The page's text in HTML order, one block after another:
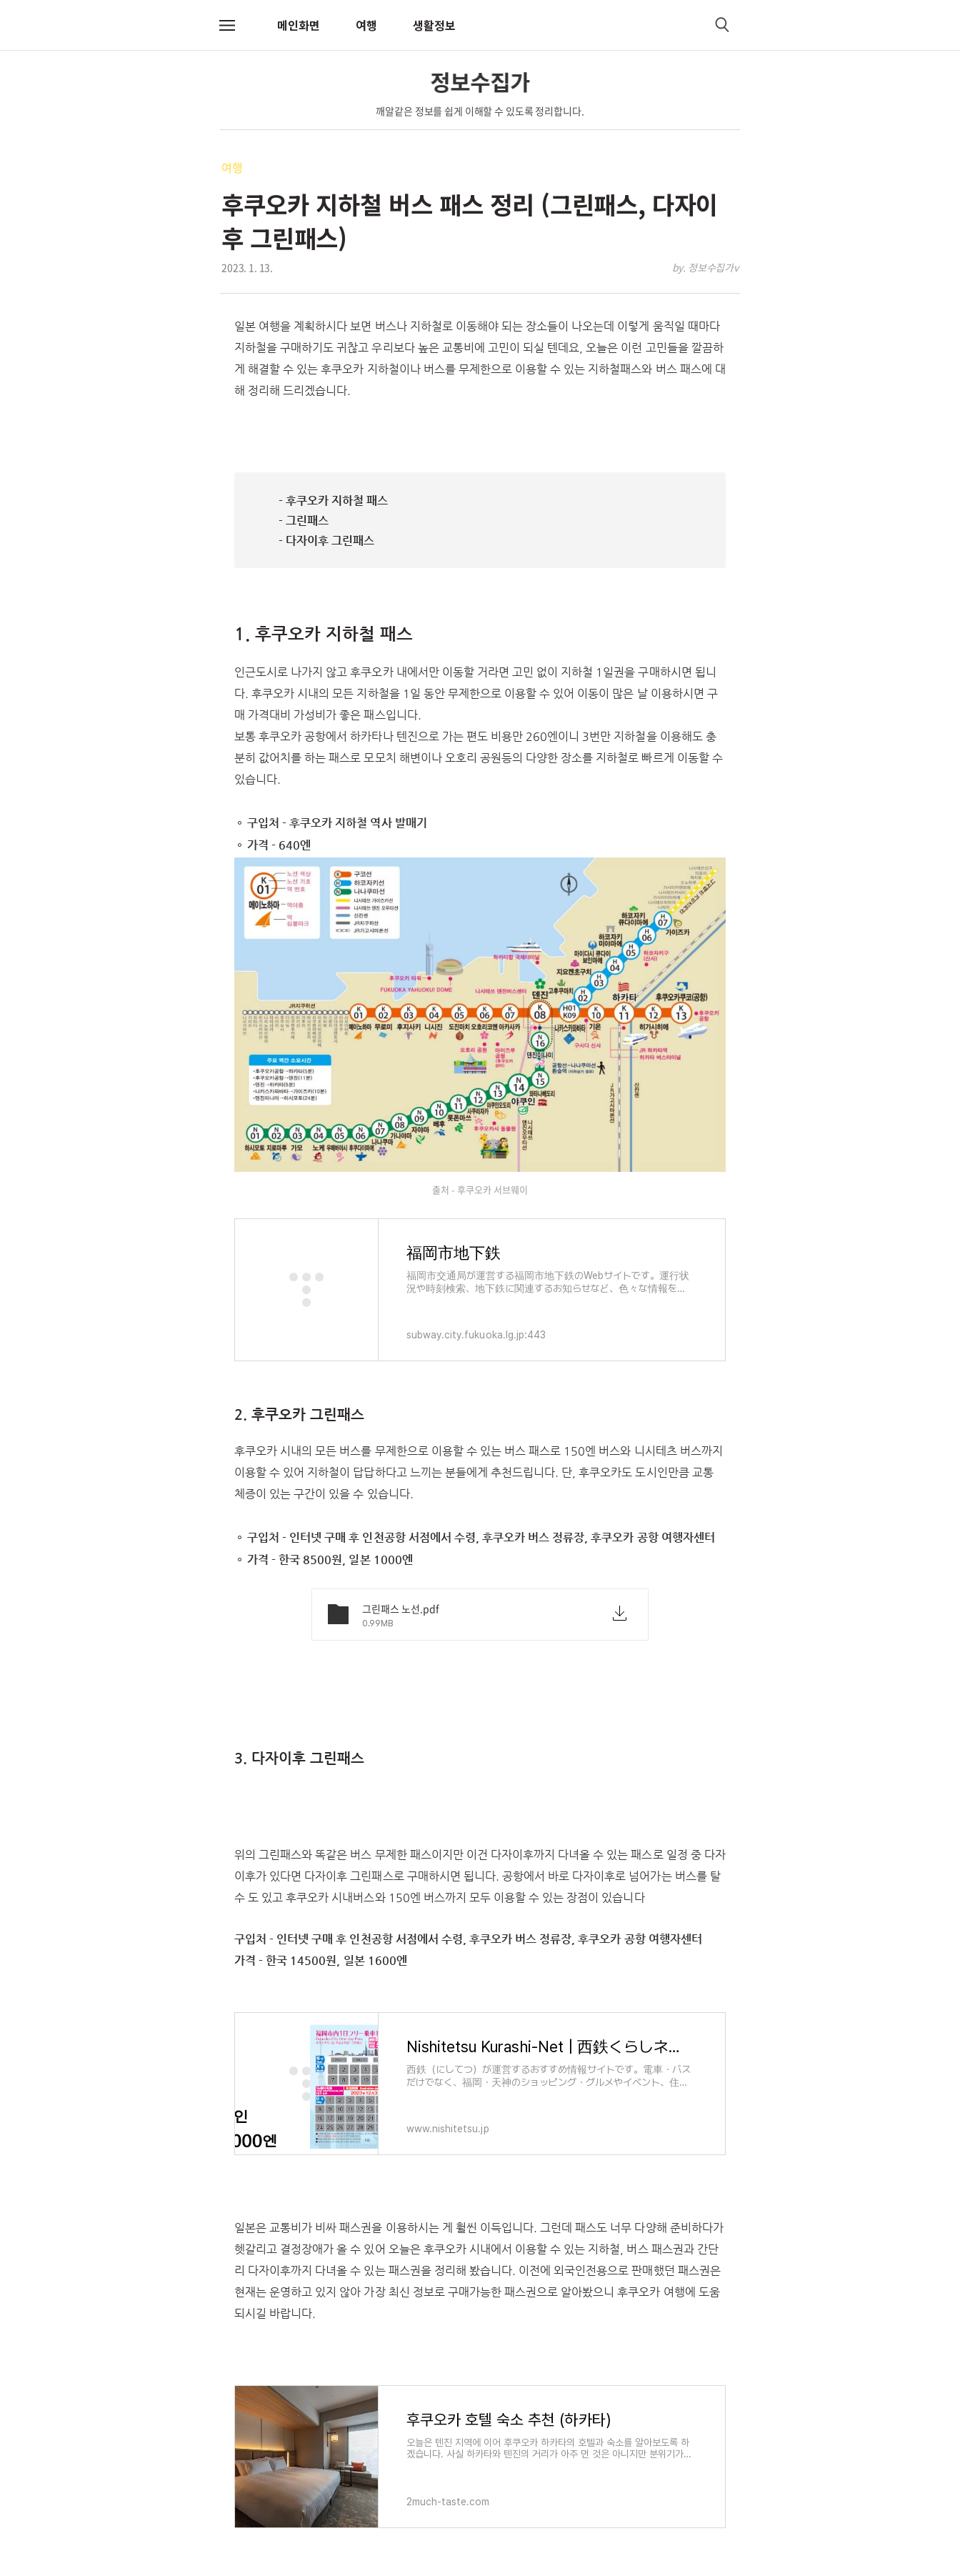
메인화면 여행 생활정보
메
검
정보수집가
깨알같은 정보를 쉽게 이해할 수 있도록 정리합니다.
여행
후쿠오카 지하철 버스 패스 정리 (그린패스, 다자이
후 그린패스)
2023. 1. 13. by. 정보수집가v
일본 여행을 계획하시다 보면 버스나 지하철로 이동해야 되는 장소들이 나오는데 이렇게 움직일 때마다
지하철을 구매하기도 귀찮고 우리보다 높은 교통비에 고민이 되실 텐데요, 오늘은 이런 고민들을 깔끔하
게 해결할 수 있는 후쿠오카 지하철이나 버스를 무제한으로 이용할 수 있는 지하철패스와 버스 패스에 대
해 정리해 드리겠습니다.
- 후쿠오카 지하철 패스
- 그린패스
- 다자이후 그린패스
1. 후쿠오카 지하철 패스
인근도시로 나가지 않고 후쿠오카 내에서만 이동할 거라면 고민 없이 지하철 1일권을 구매하시면 됩니
다. 후쿠오카 시내의 모든 지하철을 1일 동안 무제한으로 이용할 수 있어 이동이 많은 날 이용하시면 구
매 가격대비 가성비가 좋은 패스입니다.
보통 후쿠오카 공항에서 하카타나 텐진으로 가는 편도 비용만 260엔이니 3번만 지하철을 이용해도 충
분히 값어치를 하는 패스로 모모치 해변이나 오호리 공원등의 다양한 장소를 지하철로 빠르게 이동할 수
있습니다.
구입처 - 후쿠오카 지하철 역사 발매기
가격 - 640엔
출처 - 후쿠오카 서브웨이
福岡市地下鉄
福岡市交通局が運営する福岡市地下鉄のWebサイトです。運行状
況や時刻検索、地下鉄に関連するお知らせなど、色々な情報をご
subway.city.fukuoka.lg.jp:443
2. 후쿠오카 그린패스
후쿠오카 시내의 모든 버스를 무제한으로 이용할 수 있는 버스 패스로 150엔 버스와 니시테츠 버스까지
이용할 수 있어 지하철이 답답하다고 느끼는 분들에게 추천드립니다. 단, 후쿠오카도 도시인만큼 교통
체증이 있는 구간이 있을 수 있습니다.
구입처 - 인터넷 구매 후 인천공항 서점에서 수령, 후쿠오카 버스 정류장, 후쿠오카 공항 여행자센터
가격 - 한국 8500원, 일본 1000엔
그린패스 노선.pdf
0.99MB
3. 다자이후 그린패스
위의 그린패스와 똑같은 버스 무제한 패스이지만 이건 다자이후까지 다녀올 수 있는 패스로 일정 중 다자
이후가 있다면 다자이후 그린패스로 구매하시면 됩니다. 공항에서 바로 다자이후로 넘어가는 버스를 탈
수 도 있고 후쿠오카 시내버스와 150엔 버스까지 모두 이용할 수 있는 장점이 있습니다
구입처 - 인터넷 구매 후 인천공항 서점에서 수령, 후쿠오카 버스 정류장, 후쿠오카 공항 여행자센터
가격 - 한국 14500원, 일본 1600엔
Nishitetsu Kurashi-Net | 西鉄くらしネット
西鉄（にしてつ）が運営するおすすめ情報サイトです。電車・バス
だけでなく、福岡・天神のショッピング・グルメやイベント、住
www.nishitetsu.jp
일본은 교통비가 비싸 패스권을 이용하시는 게 훨씬 이득입니다. 그런데 패스도 너무 다양해 준비하다가
헷갈리고 결정장애가 올 수 있어 오늘은 후쿠오카 시내에서 이용할 수 있는 지하철, 버스 패스권과 간단
리 다자이후까지 다녀올 수 있는 패스권을 정리해 봤습니다. 이전에 외국인전용으로 판매했던 패스권은
현재는 운영하고 있지 않아 가장 최신 정보로 구매가능한 패스권으로 알아봤으니 후쿠오카 여행에 도움
되시길 바랍니다.
후쿠오카 호텔 숙소 추천 (하카타)
오늘은 텐진 지역에 이어 후쿠오카 하카타의 호텔과 숙소를 알아보도록 하
겠습니다. 사실 하카타와 텐진의 거리가 아주 먼 것은 아니지만 분위기가
2much-taste.com